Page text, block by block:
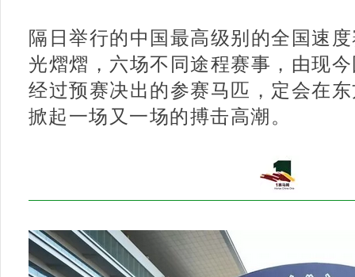
隔日举行的中国最高级别的全国速
光熠熠，六场不同途程赛事，由现
经过预赛决出的参赛马匹，定会在
掀起一场又一场的搏击高潮。